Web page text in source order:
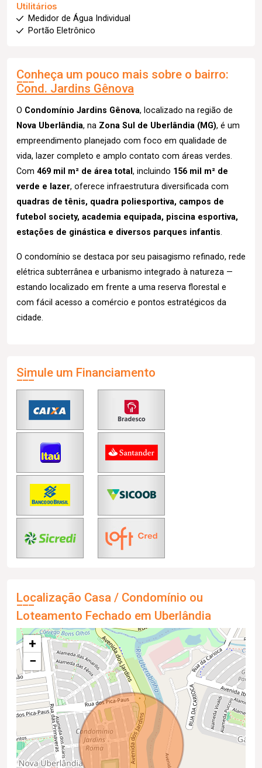
Utilitários
Medidor de Água Individual
Portão Eletrônico
Conheça um pouco mais sobre o bairro:
Cond. Jardins Gênova
O Condomínio Jardins Gênova, localizado na região de
Nova Uberlândia, na Zona Sul de Uberlândia (MG), é um
empreendimento planejado com foco em qualidade de
vida, lazer completo e amplo contato com áreas verdes.
Com 469 mil m² de área total , incluindo 156 mil m² de
verde e lazer, oferece infraestrutura diversificada com
quadras de tênis, quadra poliesportiva, campos de
futebol society, academia equipada, piscina esportiva,
estações de ginástica e diversos parques infantis.
O condomínio se destaca por seu paisagismo refinado, rede
elétrica subterrânea e urbanismo integrado à natureza —
estando localizado em frente a uma reserva florestal e
com fácil acesso a comércio e pontos estratégicos da
cidade.
Simule um Financiamento
Localização Casa / Condomínio ou
Loteamento Fechado em Uberlândia
+
−